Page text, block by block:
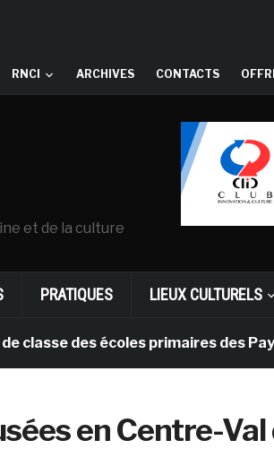
RNCI ARCHIVES CONTACTS
et de la culture
PRATIQUES LIEUX CULTURELS
des écoles primaires des Pays-bas
en Centre-Val